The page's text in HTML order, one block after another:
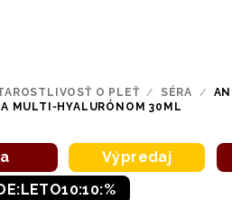
O PLEŤ / SÉRA /
MULTI‑HYALURÓNOM 30ML
Výpredaj